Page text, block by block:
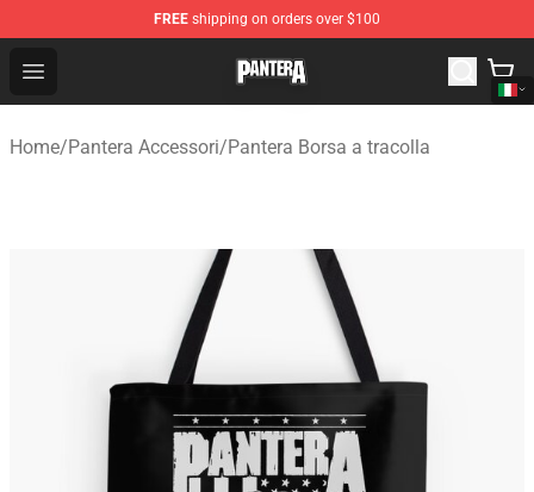
FREE shipping on orders over $100
Open menu
Pantera Store - Official Pantera Merchandise Shop
Home/Pantera Accessori/Pantera Borsa a tracolla